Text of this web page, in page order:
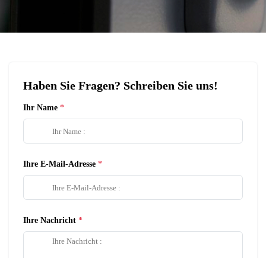
Haben Sie Fragen? Schreiben Sie uns!
Ihr Name
Ihre E-Mail-Adresse
Ihre Nachricht